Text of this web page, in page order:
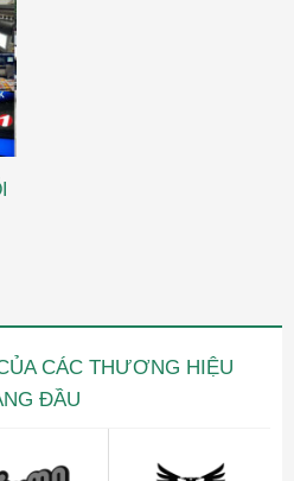
CÁC THƯƠNG HIỆU
ĐẦU